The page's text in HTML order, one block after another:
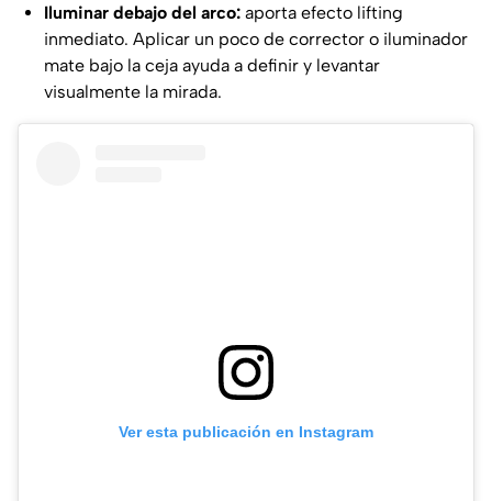
Iluminar debajo del arco: aporta efecto lifting
inmediato. Aplicar un poco de corrector o iluminador
mate bajo la ceja ayuda a definir y levantar
visualmente la mirada.
Ver esta publicación en Instagram